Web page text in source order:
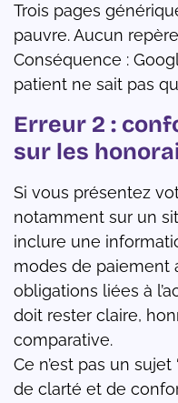
Trois pages
pauvre. Aucun
Conséquence :
patient ne sait pas
Erreur 2 :
sur les
Si vous présentez
notamment sur un
inclure une
modes de paiement
obligations liées à
doit rester claire,
comparative.
Ce n’est pas un sujet
de clarté et de